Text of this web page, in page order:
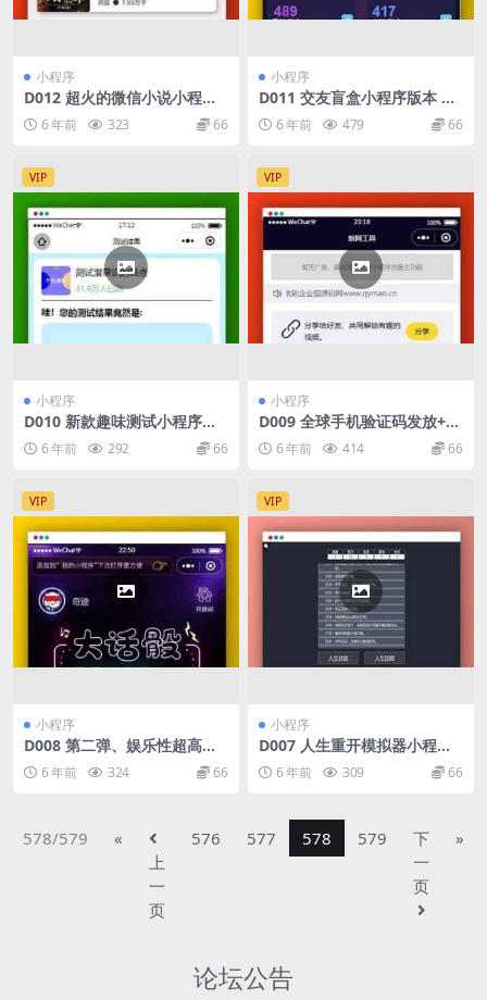
小程序
D012 超火的微信小说小程序
源码6 年前 323 66
小程序
D011 交友盲盒小程序版本 全
开源版本首发
6 年前 479 66
VIP
小程序
D010 新款趣味测试小程序源
码 6 年前 292 66
VIP
小程序
D009 全球手机验证码发放+短
视频去水印等组合微信小程序
源码下载
6 年前 414 66
VIP
小程序
D008 第二弹、娱乐性超高的
喝酒神器微信小程序源码
6 年前 324 66
VIP
小程序
D007 人生重开模拟器小程序
源码6 年前 309 66
578/579
«
上
一
页
576 577 578 579
下
一
页
»
论坛公告